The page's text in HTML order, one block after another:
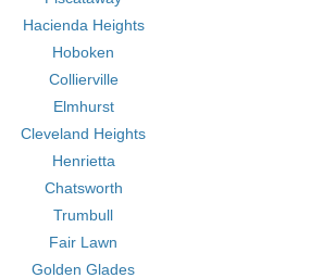
Hacienda Heights
Hoboken
Collierville
Elmhurst
Cleveland Heights
Henrietta
Chatsworth
Trumbull
Fair Lawn
Golden Glades